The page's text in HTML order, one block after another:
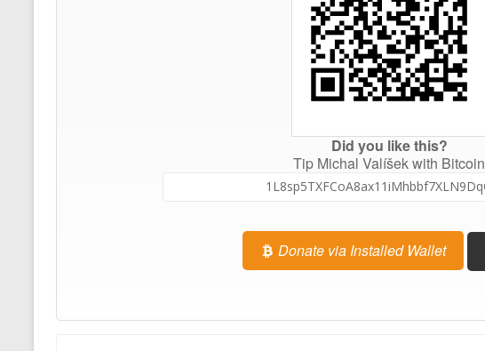
Did you like this?
Tip Michal Valíšek with Bitcoin
Donate via Installed Wallet